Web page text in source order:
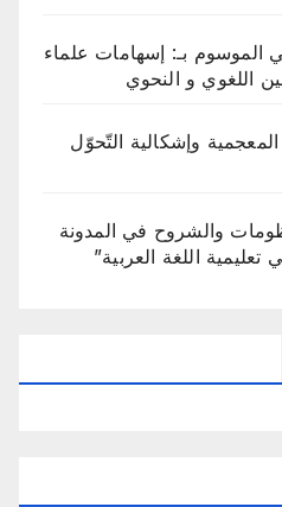
الموسوم بـ: إسهامات علماء
اللغوي و النحوي
وإشكالية التّحوّل
والشروح في المدونة
تعليمية اللغة العربية”